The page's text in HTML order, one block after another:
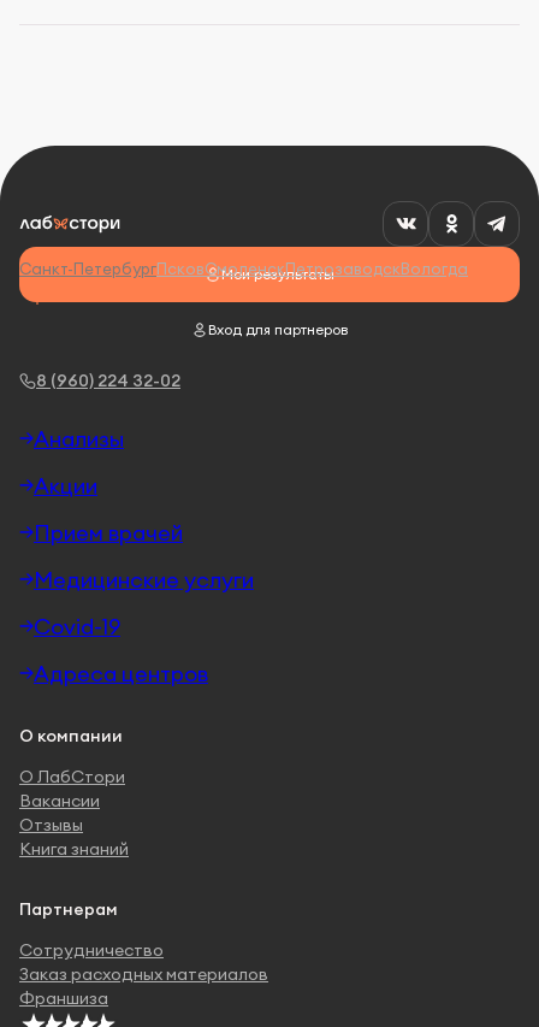
8 (960) 224 32-02
Мои результаты
Вход для партнеров
Санкт-ПетербургПсковСмоленскПетрозаводскВологда
Анализы
Акции
Прием врачей
Медицинские услуги
Covid-19
Адреса центров
О компании
О ЛабСтори
Вакансии
Отзывы
Книга знаний
Партнерам
Сотрудничество
Заказ расходных материалов
Франшиза